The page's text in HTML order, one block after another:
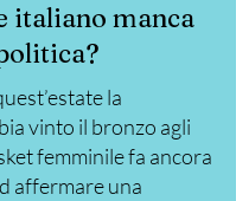
italiano manca
la
vinto il bronzo agli
femminile fa ancora
affermare una